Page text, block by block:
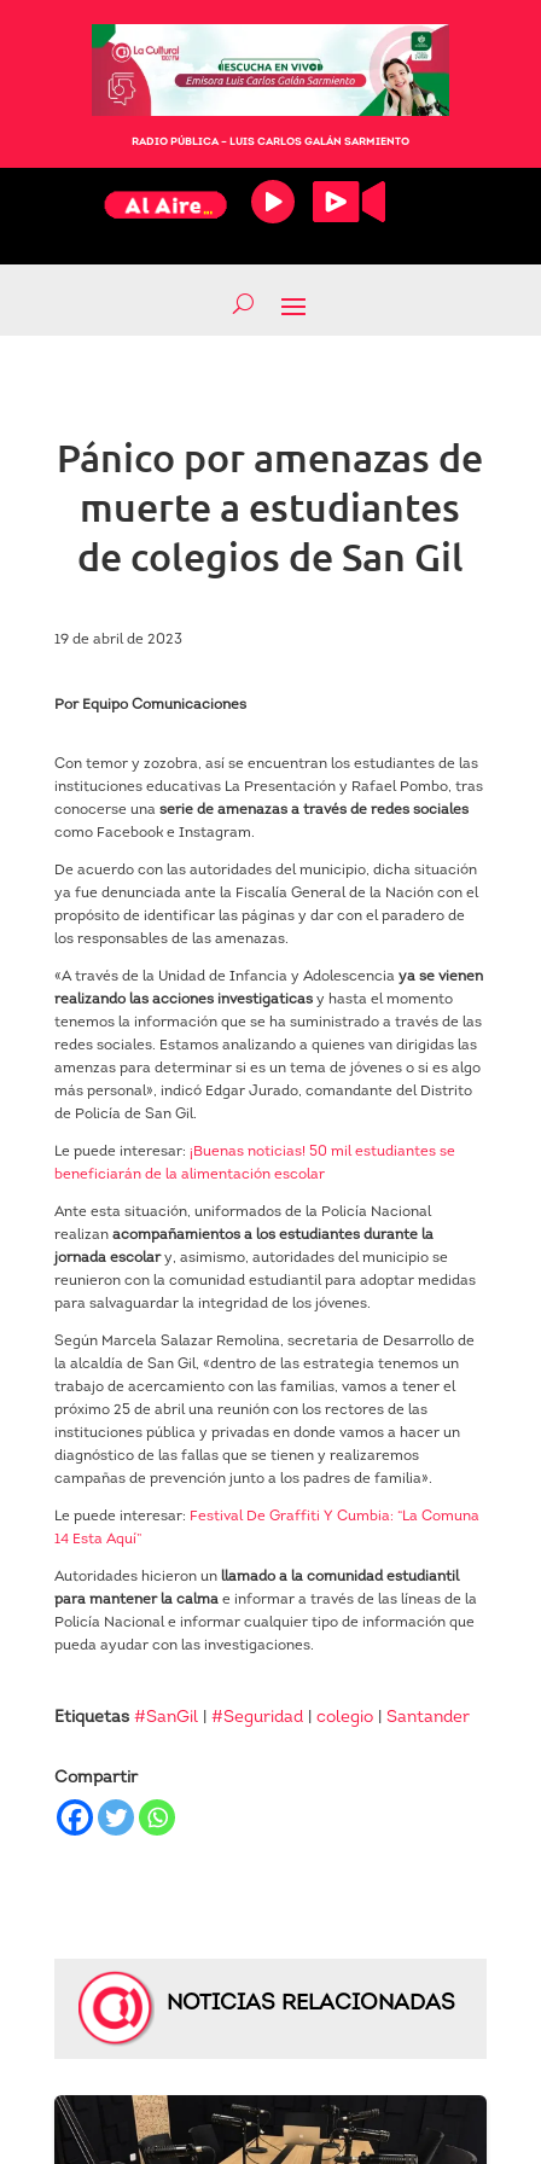
RADIO PÚBLICA – LUIS CARLOS GALÁN SARMIENTO
Pánico por amenazas de
muerte a estudiantes
de colegios de San Gil
19 de abril de 2023
Por Equipo Comunicaciones
Con temor y zozobra, así se encuentran los estudiantes de las
instituciones educativas La Presentación y Rafael Pombo, tras
conocerse una serie de amenazas a través de redes sociales
como Facebook e Instagram.
De acuerdo con las autoridades del municipio, dicha situación
ya fue denunciada ante la Fiscalía General de la Nación con el
propósito de identificar las páginas y dar con el paradero de
los responsables de las amenazas.
«A través de la Unidad de Infancia y Adolescencia ya se vienen
realizando las acciones investigaticasy hasta el momento
tenemos la información que se ha suministrado a través de las
redes sociales. Estamos analizando a quienes van dirigidas las
amenzas para determinar si es un tema de jóvenes o si es algo
más personal», indicó Edgar Jurado, comandante del Distrito
de Policía de San Gil.
Le puede interesar: ¡Buenas noticias! 50 mil estudiantes se
beneficiarán de la alimentación escolar
Ante esta situación, uniformados de la Policía Nacional
realizan acompañamientos a los estudiantes durante la
jornada escolary, asimismo, autoridades del municipio se
reunieron con la comunidad estudiantil para adoptar medidas
para salvaguardar la integridad de los jóvenes.
Según Marcela Salazar Remolina, secretaria de Desarrollo de
la alcaldía de San Gil, «dentro de las estrategia tenemos un
trabajo de acercamiento con las familias, vamos a tener el
próximo 25 de abril una reunión con los rectores de las
instituciones pública y privadas en donde vamos a hacer un
diagnóstico de las fallas que se tienen y realizaremos
campañas de prevención junto a los padres de familia».
Le puede interesar: Festival De Graffiti Y Cumbia: “La Comuna
14 Esta Aquí”
Autoridades hicieron un llamado a la comunidad estudiantil
para mantener la calmae informar a través de las líneas de la
Policía Nacional e informar cualquier tipo de información que
pueda ayudar con las investigaciones.
Etiquetas #SanGil| #Seguridad| colegio| Santander
Compartir
NOTICIAS RELACIONADAS